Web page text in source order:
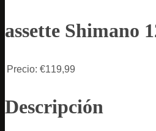
assette Shimano
Precio: €119,99
Descripción